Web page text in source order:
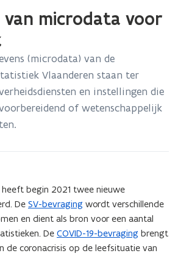
van microdata voor
(microdata) van de
Vlaanderen staan ter
en instellingen die
of wetenschappelijk
begin 2021 twee nieuwe
De SV-bevraging wordt verschillende
en dient als bron voor een aantal
De COVID-19-bevraging brengt
de coronacrisis op de leefsituatie van